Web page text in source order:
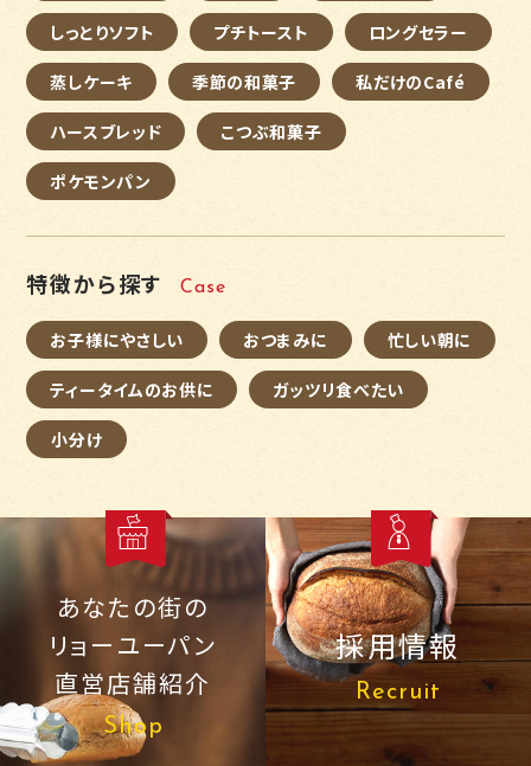
しっとりソフト プチトースト ロングセラー
蒸しケーキ 季節の和菓子 私だけのCafé
ハースブレッド こつぶ和菓子
ポケモンパン
特徴から探す Case
お子様にやさしい おつまみに 忙しい朝に
ティータイムのお供に ガッツリ食べたい
小分け
あなたの街の
リョーユーパン
直営店舗紹介
Shop
採用情報
Recruit